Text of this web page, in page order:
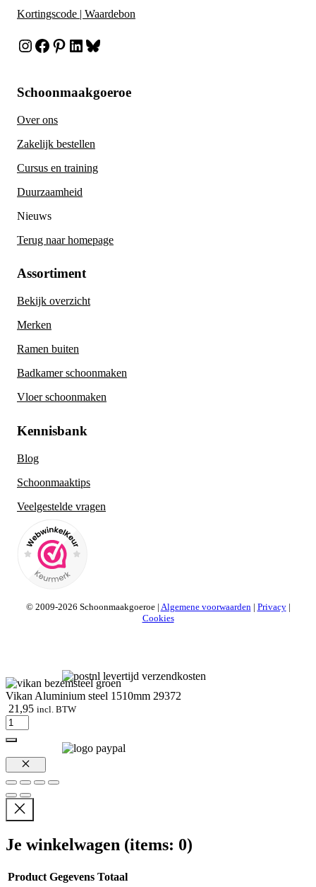
Kortingscode | Waardebon
Instagram
Facebook
Pinterest
LinkedIn
Bluesky
Schoonmaakgoeroe
Over ons
Zakelijk bestellen
Cursus en training
Duurzaamheid
Nieuws
Terug naar homepage
Assortiment
Bekijk overzicht
Merken
Ramen buiten
Badkamer schoonmaken
Vloer schoonmaken
Kennisbank
Blog
Schoonmaaktips
Veelgestelde vragen
© 2009-2026 Schoonmaakgoeroe | Algemene voorwaarden | Privacy|
Cookies
Vikan Aluminium steel 1510mm 29372
21,95 incl. BTW
Vikan
Aluminium
steel
1510mm
29372
aantal
Sluiten
Je winkelwagen (items: 0)
Product Gegevens Totaal